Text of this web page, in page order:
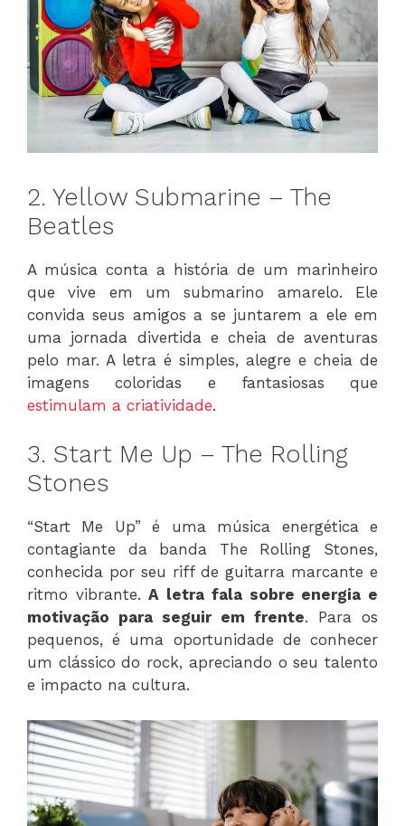
2. Yellow Submarine – The
Beatles
A música conta a história de um marinheiro
que vive em um submarino amarelo. Ele
convida seus amigos a se juntarem a ele em
uma jornada divertida e cheia de aventuras
pelo mar. A letra é simples, alegre e cheia de
imagens coloridas e fantasiosas que
estimulam a criatividade.
3. Start Me Up – The Rolling
Stones
“Start Me Up” é uma música energética e
contagiante da banda The Rolling Stones,
conhecida por seu riff de guitarra marcante e
ritmo vibrante.A letra fala sobre energia e
motivação para seguir em frente. Para os
pequenos, é uma oportunidade de conhecer
um clássico do rock, apreciando o seu talento
e impacto na cultura.